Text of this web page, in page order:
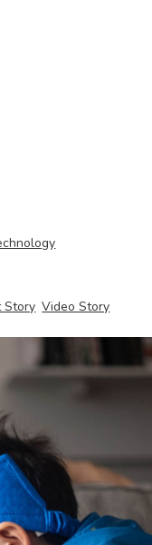
Story Video Story